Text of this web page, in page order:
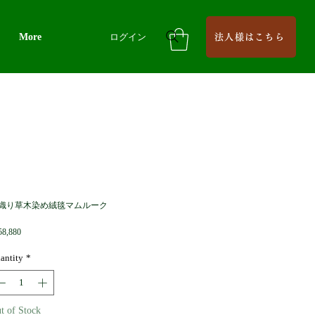
ログイン
More 法人様はこちら
り草木染め絨毯マムルーク
Price
*
of Stock